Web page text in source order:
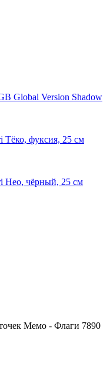
Global Version Shadow
Тёко, фуксия, 25 см
Нео, чёрный, 25 см
Мемо - Флаги 7890